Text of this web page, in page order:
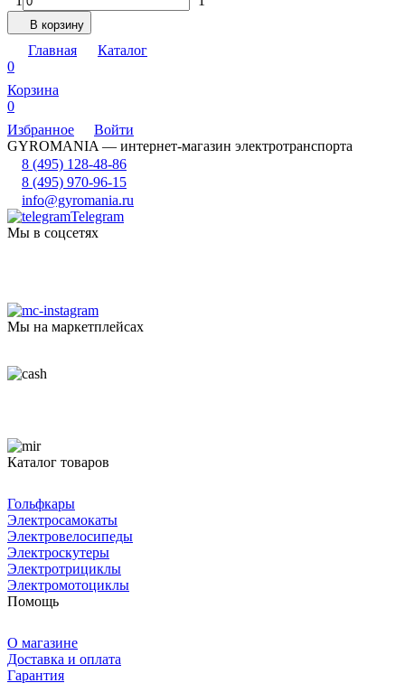
В корзину
Главная
Каталог
0
Корзина
0
Избранное
Войти
GYROMANIA — интернет-магазин электротранспорта
8 (495) 128-48-86
8 (495) 970-96-15
info@gyromania.ru
Telegram
Мы в соцсетях
Мы на маркетплейсах
Каталог товаров
Гольфкары
Электросамокаты
Электровелосипеды
Электроскутеры
Электротрициклы
Электромотоциклы
Помощь
О магазине
Доставка и оплата
Гарантия